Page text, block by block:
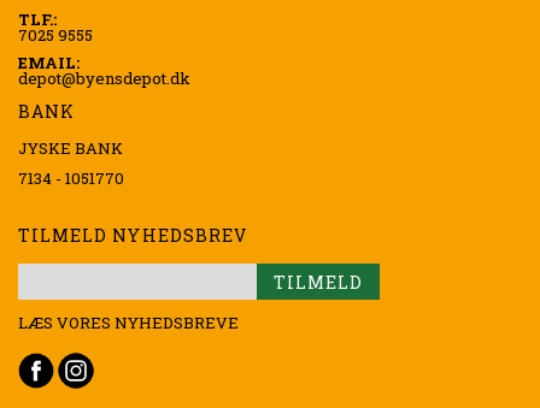
TLF.:
7025 9555
EMAIL:
depot@byensdepot.dk
BANK
JYSKE BANK
7134 - 1051770
TILMELD NYHEDSBREV
Tilmeld
dig
vores
TILMELD
LÆS VORES NYHEDSBREVE